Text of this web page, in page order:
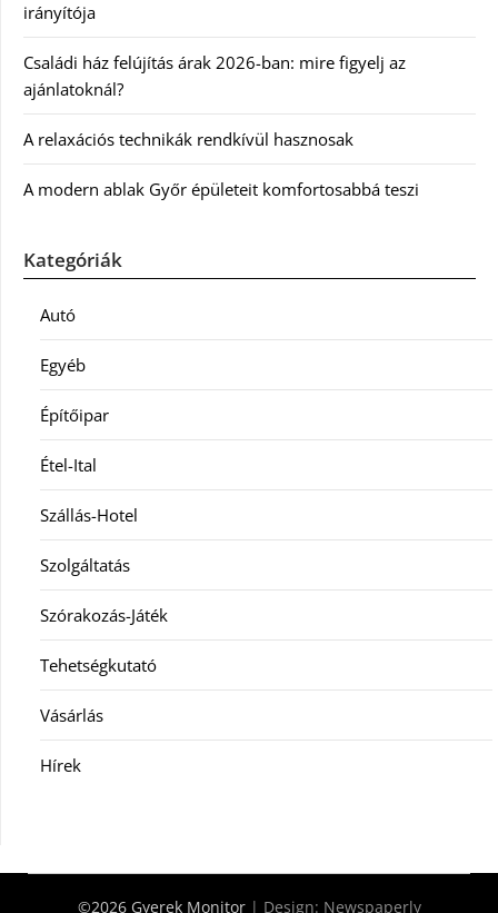
irányítója
Családi ház felújítás árak 2026-ban: mire figyelj az
ajánlatoknál?
A relaxációs technikák rendkívül hasznosak
A modern ablak Győr épületeit komfortosabbá teszi
Kategóriák
Autó
Egyéb
Építőipar
Étel-Ital
Szállás-Hotel
Szolgáltatás
Szórakozás-Játék
Tehetségkutató
Vásárlás
Hírek
©2026 Gyerek Monitor | Design: Newspaperly